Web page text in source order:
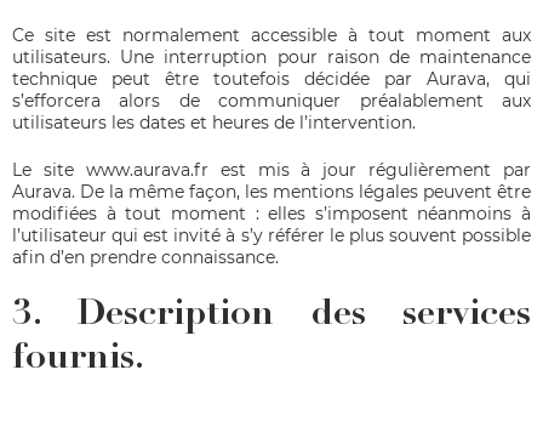
Ce site est normalement accessible à tout moment aux
utilisateurs. Une interruption pour raison de maintenance
technique peut être toutefois décidée par Aurava, qui
s’efforcera alors de communiquer préalablement aux
utilisateurs les dates et heures de l’intervention.
Le site www.aurava.fr est mis à jour régulièrement par
Aurava. De la même façon, les mentions légales peuvent être
modifiées à tout moment : elles s’imposent néanmoins à
l’utilisateur qui est invité à s’y référer le plus souvent possible
afin d’en prendre connaissance.
3. Description des services
fournis.